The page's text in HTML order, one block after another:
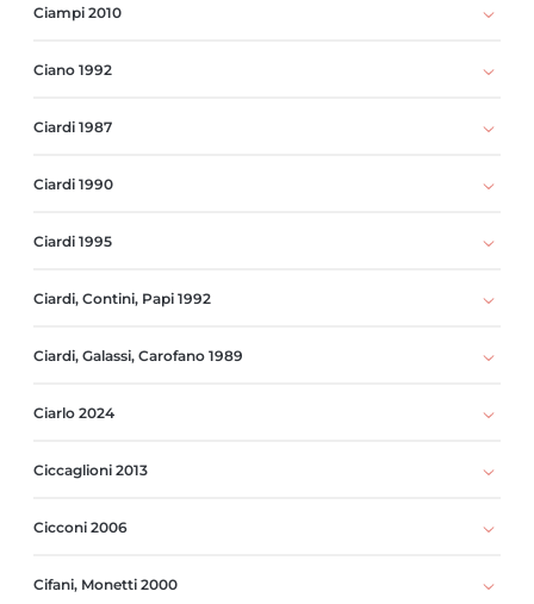
Ciampi 2010
Ciano 1992
Ciardi 1987
Ciardi 1990
Ciardi 1995
Ciardi, Contini, Papi 1992
Ciardi, Galassi, Carofano 1989
Ciarlo 2024
Ciccaglioni 2013
Cicconi 2006
Cifani, Monetti 2000